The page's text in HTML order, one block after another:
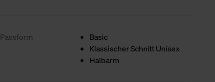
Passform
Basic
Klassischer Schnitt Unisex
Halbarm